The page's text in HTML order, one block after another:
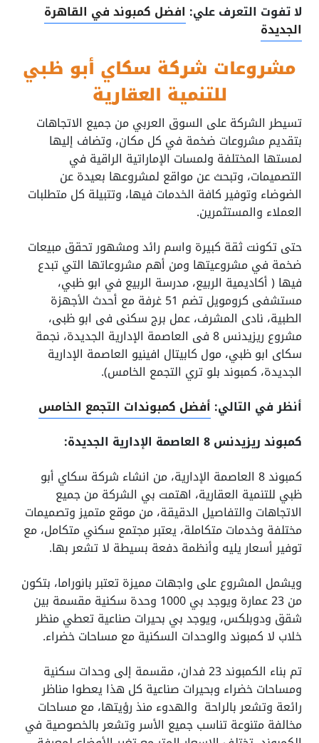
لا تفوت التعرف علي: افضل كمبوند في القاهرة
الجديدة
مشروعات شركة سكاي أبو ظبي
للتنمية العقارية
تسيطر الشركة على السوق العربي من جميع الاتجاهات
بتقديم مشروعات ضخمة في كل مكان، وتضاف إليها
لمستها المختلفة ولمسات الإماراتية الراقية في
التصميمات، وتبحث عن مواقع لمشروعها بعيدة عن
الضوضاء وتوفير كافة الخدمات فيها، وتتبيلة كل متطلبات
العملاء والمستثمرين.
حتى تكونت ثقة كبيرة واسم رائد ومشهور تحقق مبيعات
ضخمة في مشروعيتها ومن أهم مشروعاتها التي تبدع
فيها ( أكاديمية الربيع، مدرسة الربيع في ابو ظبي،
مستشفى كرومويل تضم 51 غرفة مع أحدث الأجهزة
الطبية، نادى المشرف، عمل برج سكنى فى ابو ظبى،
مشروع ريزيدنس 8 فى العاصمة الإدارية الجديدة، نجمة
سكاى ابو ظبي، مول كابيتال افينيو العاصمة الإدارية
الجديدة، كمبوند بلو تري التجمع الخامس).
أنظر في التالي: أفضل كمبوندات التجمع الخامس
كمبوند ريزيدنس 8 العاصمة الإدارية الجديدة:
كمبوند 8 العاصمة الإدارية، من انشاء شركة سكاي أبو
ظبي للتنمية العقارية، اهتمت بي الشركة من جميع
الاتجاهات والتفاصيل الدقيقة، من موقع متميز وتصميمات
مختلفة وخدمات متكاملة، يعتبر مجتمع سكني متكامل، مع
توفير أسعار يليه وأنظمة دفعة بسيطة لا تشعر بها.
ويشمل المشروع على واجهات مميزة تعتبر بانوراما، بتكون
من 23 عمارة ويوجد بي 1000 وحدة سكنية مقسمة بين
شقق ودوبلكس، ويوجد بي بحيرات صناعية تعطي منظر
خلاب لا كمبوند والوحدات السكنية مع مساحات خضراء.
تم بناء الكمبوند 23 فدان، مقسمة إلى وحدات سكنية
ومساحات خضراء وبحيرات صناعية كل هذا يعطوا مناظر
رائعة وتشعر بالراحة والهدوء منذ رؤيتها، مع مساحات
مخالفة متنوعة تناسب جميع الأسر وتشعر بالخصوصية في